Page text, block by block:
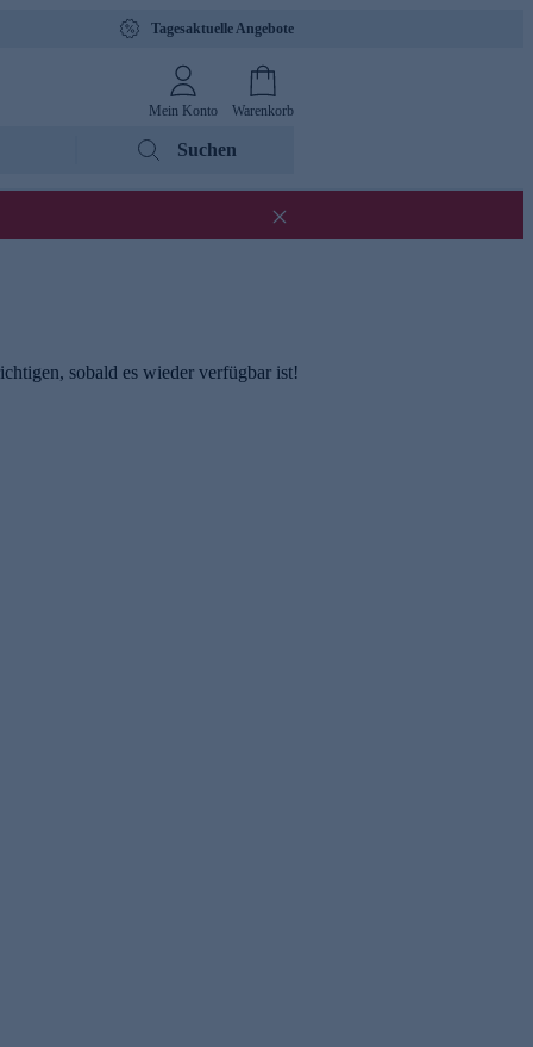
Tagesaktuelle Angebote
Mein Konto Warenkorb
Suchen
sobald es wieder verfügbar ist!